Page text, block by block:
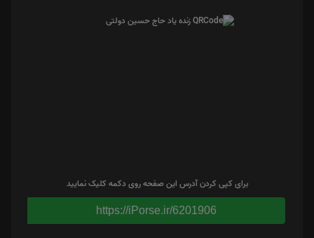
برای کپی کردن آدرس این صفحه روی دکمه کلیک نمایید
https://iPorse.ir/6201906